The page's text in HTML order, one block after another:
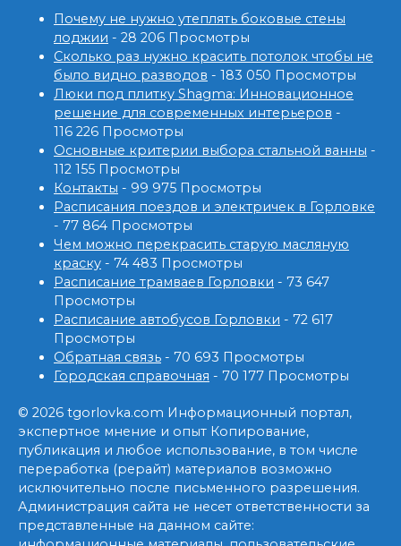
Почему не нужно утеплять боковые стены
лоджии - 28 206 Просмотры
Сколько раз нужно красить потолок чтобы не
было видно разводов - 183 050 Просмотры
Люки под плитку Shagma: Инновационное
решение для современных интерьеров -
116 226 Просмотры
Основные критерии выбора стальной ванны -
112 155 Просмотры
Контакты - 99 975 Просмотры
Расписания поездов и электричек в Горловке
- 77 864 Просмотры
Чем можно перекрасить старую масляную
краску - 74 483 Просмотры
Расписание трамваев Горловки - 73 647
Просмотры
Расписание автобусов Горловки - 72 617
Просмотры
Обратная связь - 70 693 Просмотры
Городская справочная - 70 177 Просмотры
© 2026 tgorlovka.com Информационный портал,
экспертное мнение и опыт Копирование,
публикация и любое использование, в том числе
переработка (рерайт) материалов возможно
исключительно после письменного разрешения.
Администрация сайта не несет ответственности за
представленные на данном сайте: